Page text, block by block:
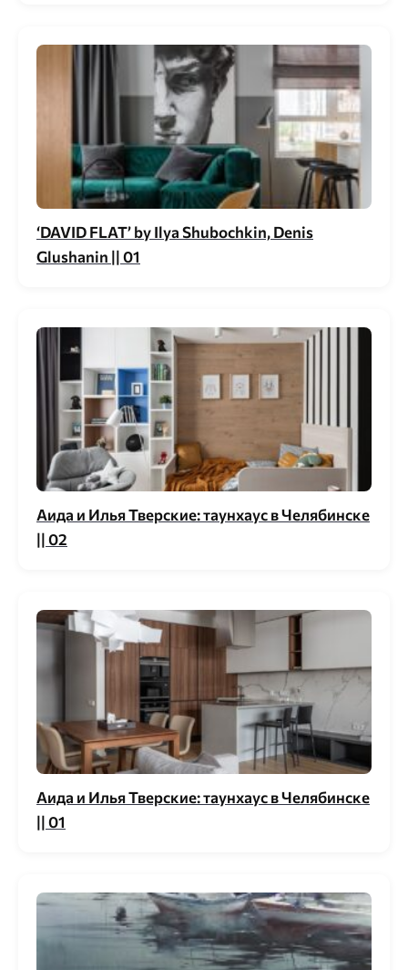
‘DAVID FLAT’ by Ilya Shubochkin, Denis
Glushanin || 01
Аида и Илья Тверские: таунхаус в Челябинске
|| 02
Аида и Илья Тверские: таунхаус в Челябинске
|| 01